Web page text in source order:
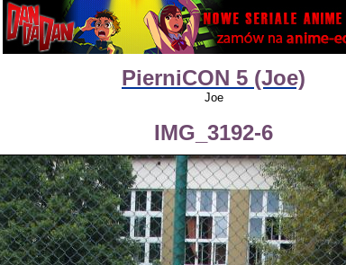
PierniCON 5 (Joe)
Joe
IMG_3192-6